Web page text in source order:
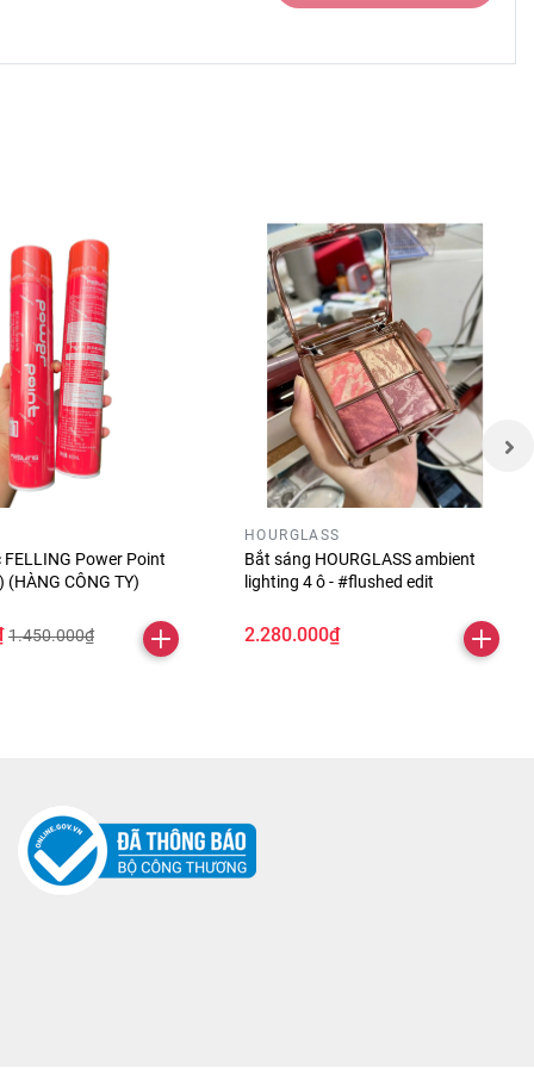
FELLING Power Point
CÔNG TY)
1.450.000₫
HOURGLASS
Bắt sáng HOURGLASS ambient
lighting 4 ô - #flushed edit
2.280.000₫